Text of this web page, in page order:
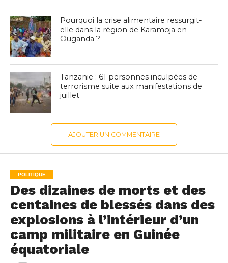
Pourquoi la crise alimentaire ressurgit-
elle dans la région de Karamoja en
Ouganda ?
Tanzanie : 61 personnes inculpées de
terrorisme suite aux manifestations de
juillet
AJOUTER UN COMMENTAIRE
POLITIQUE
Des dizaines de morts et des
centaines de blessés dans des
explosions à l’intérieur d’un
camp militaire en Guinée
équatoriale